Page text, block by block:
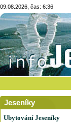
09.08.2026, čas: 6:36
Jeseníky
Ubytování Jeseníky